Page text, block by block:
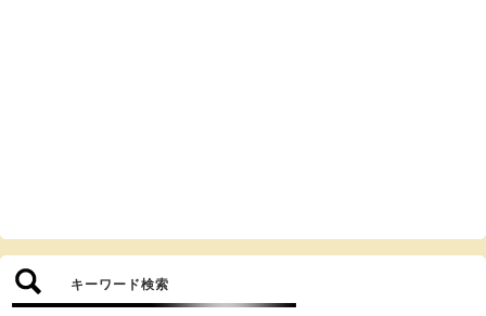
キーワード検索